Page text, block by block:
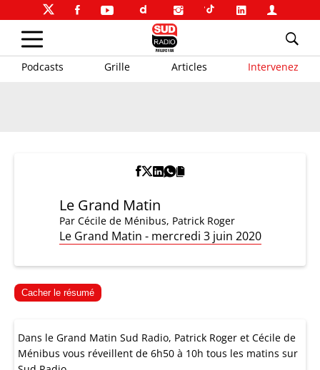
Podcasts Grille Articles Intervenez
Le Grand Matin
Par Cécile de Ménibus, Patrick Roger
Le Grand Matin - mercredi 3 juin 2020
Cacher le résumé
Dans le Grand Matin Sud Radio, Patrick Roger et Cécile de
Ménibus vous réveillent de 6h50 à 10h tous les matins sur